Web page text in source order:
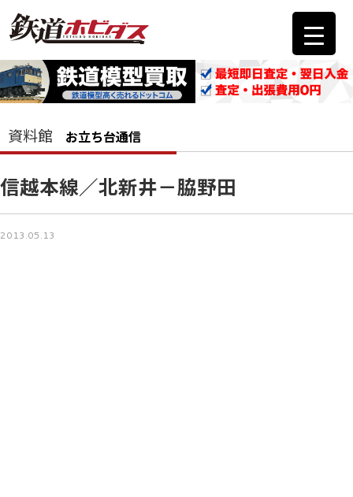
資料館 お立ち台通信
信越本線／北新井－脇野田
2013.05.13